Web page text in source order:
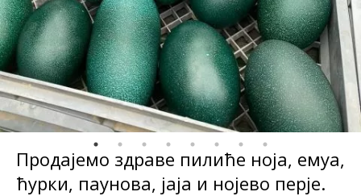
Продајемо здраве пилиће ноја, емуа,
ћурки, паунова, јаја и нојево перје.